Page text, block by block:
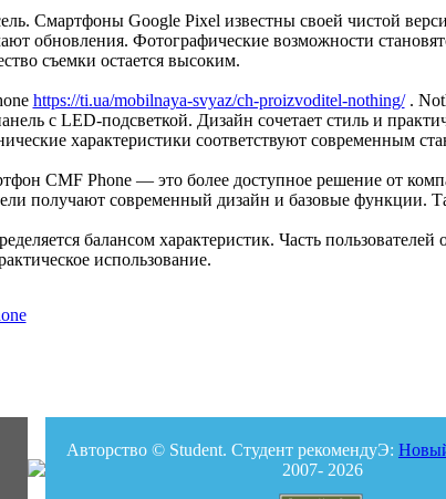
Смартфоны Google Pixel известны своей чистой
обновления. Фотографические возможности
съемки остается высоким.
https://ti.ua/mobilnaya-svyaz/ch-proizvoditel-nothing/.
с LED-подсветкой. Дизайн сочетает стиль и
характеристики соответствуют современным
CMF Phone — это более доступное решение от
получают современный дизайн и базовые функции.
балансом характеристик. Часть
использование.
Авторство © Student. Студент рекомендуЭ:
2007- 2026